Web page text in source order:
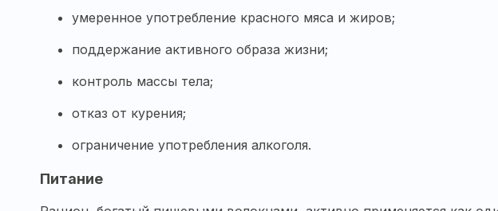
умеренное употребление красного мяса и жиров;
поддержание активного образа жизни;
контроль массы тела;
отказ от курения;
ограничение употребления алкоголя.
Питание